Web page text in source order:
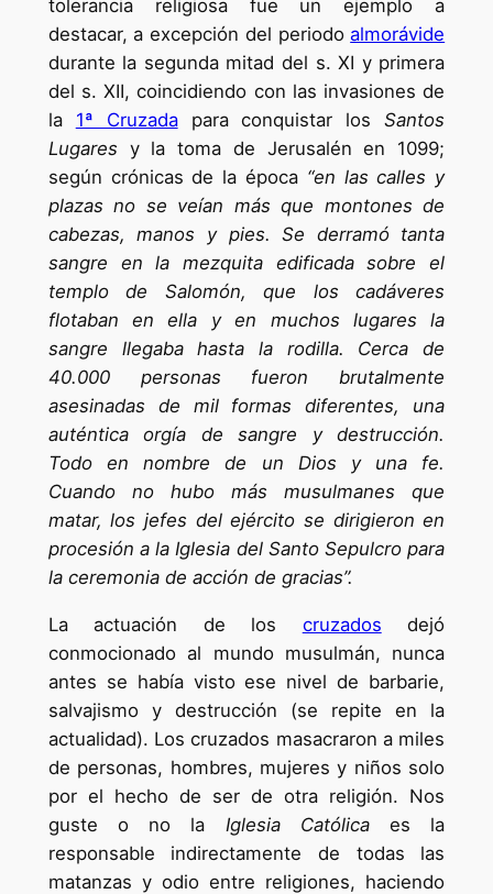
tolerancia religiosa fue un ejemplo a
destacar, a excepción del periodoalmorávide
durante la segunda mitad del s. XI y primera
del s. XII, coincidiendo con las invasiones de
la 1ª Cruzadapara conquistar losSantos
Lugares y la toma de Jerusalén en 1099;
según crónicas de la época “en las calles y
plazas no se veían más que montones de
cabezas, manos y pies. Se derramó tanta
sangre en la mezquita edificada sobre el
templo de Salomón, que los cadáveres
flotaban en ella y en muchos lugares la
sangre llegaba hasta la rodilla. Cerca de
40.000 personas fueron brutalmente
asesinadas de mil formas diferentes, una
auténtica orgía de sangre y destrucción.
Todo en nombre de un Dios y una fe.
Cuando no hubo más musulmanes que
matar, los jefes del ejército se dirigieron en
procesión a la Iglesia del Santo Sepulcro para
la ceremonia de acción de gracias”.
La actuación de los cruzados dejó
conmocionado al mundo musulmán, nunca
antes se había visto ese nivel de barbarie,
salvajismo y destrucción (se repite en la
actualidad). Los cruzados masacraron a miles
de personas, hombres, mujeres y niños solo
por el hecho de ser de otra religión. Nos
guste o no la Iglesia Católicaes la
responsable indirectamente de todas las
matanzas y odio entre religiones, haciendo